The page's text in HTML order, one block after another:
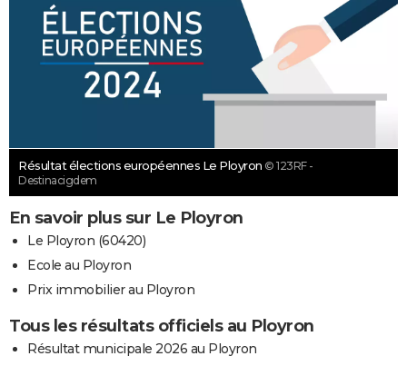
Résultat élections européennes Le Ployron © 123RF -
Destinacigdem
En savoir plus sur Le Ployron
Le Ployron (60420)
Ecole au Ployron
Prix immobilier au Ployron
Tous les résultats officiels au Ployron
Résultat municipale 2026 au Ployron